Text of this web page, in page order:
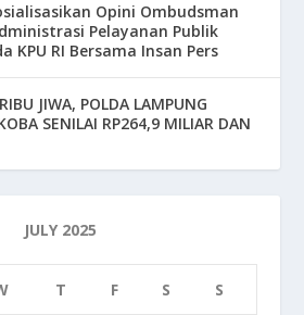
Opini Ombudsman
Pelayanan Publik
KPU RI Bersama Insan Pers
JIWA, POLDA LAMPUNG
SENILAI RP264,9 MILIAR DAN
JULY 2025
T F S S